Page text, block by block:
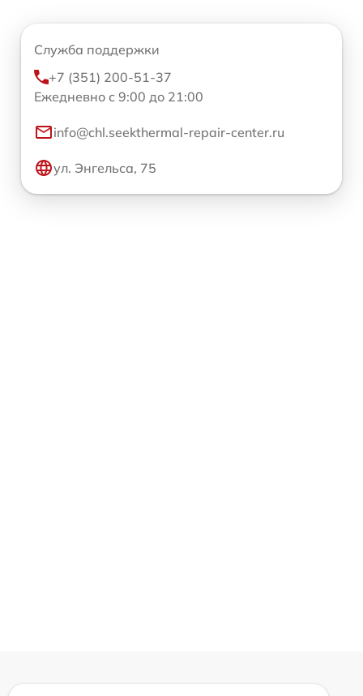
Служба поддержки
+7 (351) 200-51-37
Ежедневно с 9:00 до 21:00
info@chl.seekthermal-repair-center.ru
ул. Энгельса, 75